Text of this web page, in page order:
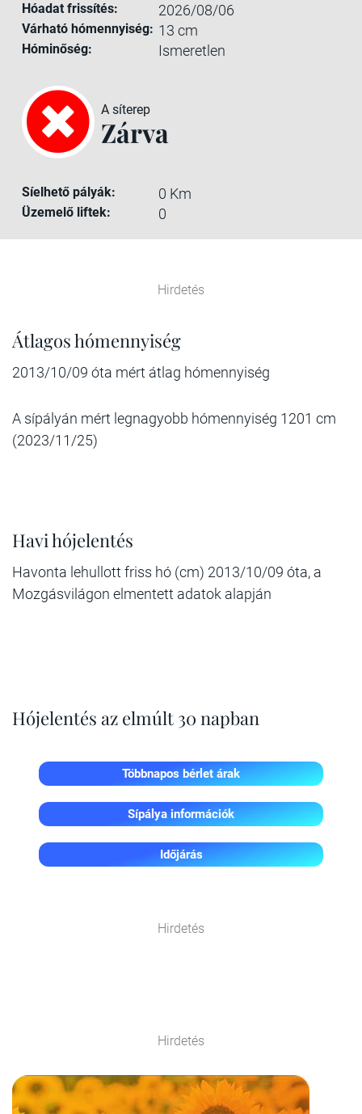
Hóadat frissítés: 2026/08/06
Várható hómennyiség: 13 cm
Hóminőség: Ismeretlen
A síterep
Zárva
Síelhető pályák: 0 Km
Üzemelő liftek: 0
Hirdetés
Átlagos hómennyiség
2013/10/09 óta mért átlag hómennyiség
A sípályán mért legnagyobb hómennyiség 1201 cm
(2023/11/25)
Havi hójelentés
Havonta lehullott friss hó (cm) 2013/10/09 óta, a
Mozgásvilágon elmentett adatok alapján
Hójelentés az elmúlt 30 napban
Többnapos bérlet árak
Sípálya információk
Időjárás
Hirdetés
Hirdetés